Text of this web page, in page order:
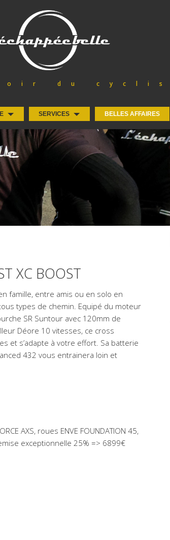
du
SERVICES BELLES AFFAIRES
XC BOOST
famille, entre amis ou en solo en
types de chemin. Equipé du moteur
SR Suntour avec 120mm de
Déore 10 vitesses, ce cross
et s’adapte à votre effort. Sa batterie
432 vous entrainera loin et
AXS, roues ENVE FOUNDATION 45,
exceptionnelle 25% => 6899€